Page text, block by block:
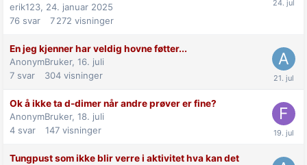
erik123, 24. januar 2025
76 svar 7 272 visninger
En jeg kjenner har veldig hovne føtter...
AnonymBruker, 16. juli
7 svar 304 visninger
Ok å ikke ta d-dimer når andre prøver er fine?
AnonymBruker, 18. juli
4 svar 147 visninger
Tungpust som ikke blir verre i aktivitet hva kan det